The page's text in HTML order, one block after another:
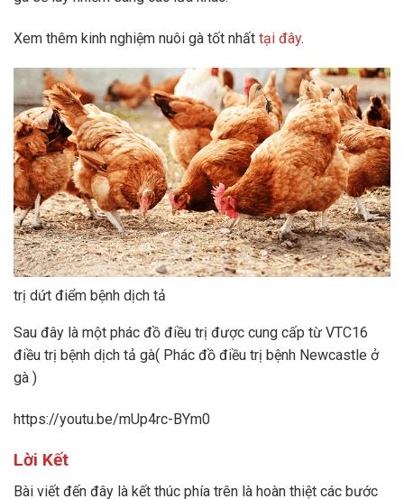
Xem thêm kinh nghiệm nuôi gà tốt nhất tại đây.
trị dứt điểm bệnh dịch tả
Sau đây là một phác đồ điều trị được cung cấp từ VTC16
điều trị bệnh dịch tả gà( Phác đồ điều trị bệnh Newcastle ở
gà )
https://youtu.be/mUp4rc-BYm0
Lời Kết
Bài viết đến đây là kết thúc phía trên là hoàn thiệt các bước